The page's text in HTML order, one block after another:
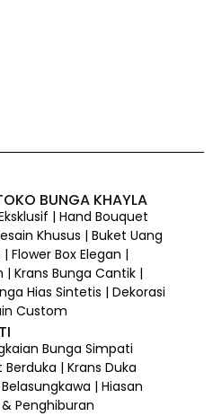
BUNGA KHAYLA
| Hand Bouquet
Khusus | Buket Uang
Flower Box Elegan |
Krans Bunga Cantik |
Hias Sintetis | Dekorasi
Custom
Bunga Simpati
| Krans Duka
| Hiasan
Penghiburan